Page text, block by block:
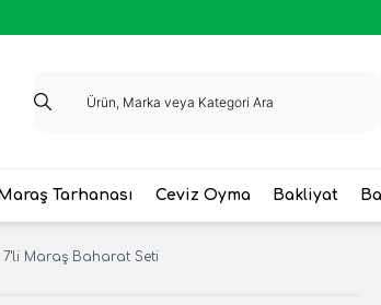
Tarhanası Ceviz Oyma Bakliyat
7'li Maraş Baharat Seti